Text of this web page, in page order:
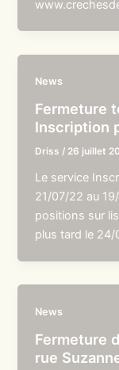
News
Fermeture
Inscription
Driss / 26 juillet
Le service
21/07/22 au
positions sur
plus tard le 24/
News
Fermeture
rue